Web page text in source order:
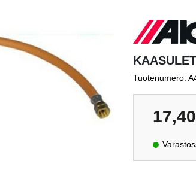
Tuotenumero:
17,40